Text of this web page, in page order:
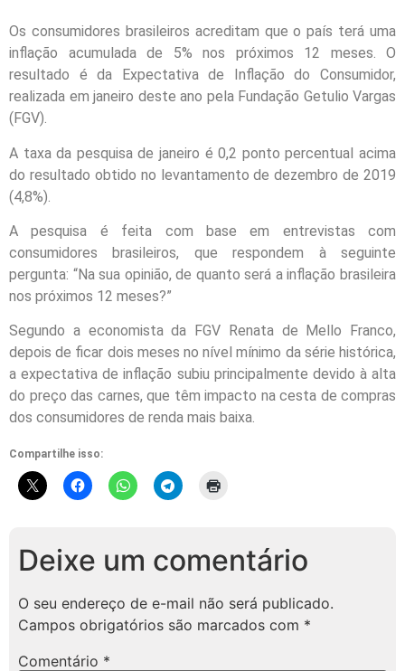
Os consumidores brasileiros acreditam que o país terá uma
inflação acumulada de 5% nos próximos 12 meses. O
resultado é da Expectativa de Inflação do Consumidor,
realizada em janeiro deste ano pela Fundação Getulio Vargas
(FGV).
A taxa da pesquisa de janeiro é 0,2 ponto percentual acima
do resultado obtido no levantamento de dezembro de 2019
(4,8%).
A pesquisa é feita com base em entrevistas com
consumidores brasileiros, que respondem à seguinte
pergunta: “Na sua opinião, de quanto será a inflação brasileira
nos próximos 12 meses?”
Segundo a economista da FGV Renata de Mello Franco,
depois de ficar dois meses no nível mínimo da série histórica,
a expectativa de inflação subiu principalmente devido à alta
do preço das carnes, que têm impacto na cesta de compras
dos consumidores de renda mais baixa.
Compartilhe isso:
Deixe um comentário
O seu endereço de e-mail não será publicado.
Campos obrigatórios são marcados com *
Comentário *